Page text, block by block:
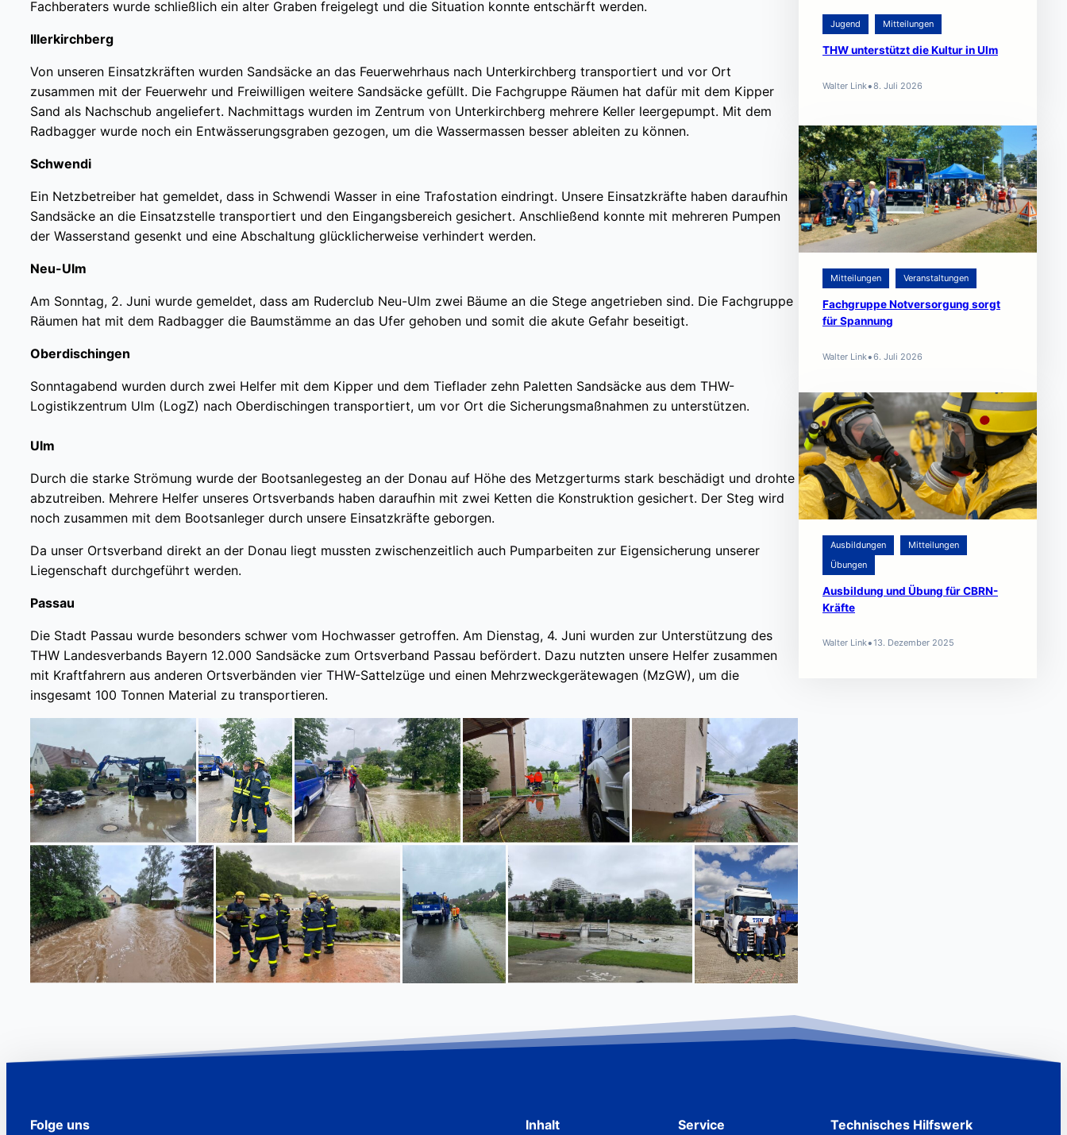
Fachberaters wurde schließlich ein alter Graben freigelegt und die Situation konnte entschärft werden.
Illerkirchberg
Von unseren Einsatzkräften wurden Sandsäcke an das Feuerwehrhaus nach Unterkirchberg transportiert und vor Ort
zusammen mit der Feuerwehr und Freiwilligen weitere Sandsäcke gefüllt. Die Fachgruppe Räumen hat dafür mit dem Kipper
Sand als Nachschub angeliefert. Nachmittags wurden im Zentrum von Unterkirchberg mehrere Keller leergepumpt. Mit dem
Radbagger wurde noch ein Entwässerungsgraben gezogen, um die Wassermassen besser ableiten zu können.
Schwendi
Ein Netzbetreiber hat gemeldet, dass in Schwendi Wasser in eine Trafostation eindringt. Unsere Einsatzkräfte haben daraufhin
Sandsäcke an die Einsatzstelle transportiert und den Eingangsbereich gesichert. Anschließend konnte mit mehreren Pumpen
der Wasserstand gesenkt und eine Abschaltung glücklicherweise verhindert werden.
Neu-Ulm
Am Sonntag, 2. Juni wurde gemeldet, dass am Ruderclub Neu-Ulm zwei Bäume an die Stege angetrieben sind. Die Fachgruppe
Räumen hat mit dem Radbagger die Baumstämme an das Ufer gehoben und somit die akute Gefahr beseitigt.
Oberdischingen
Sonntagabend wurden durch zwei Helfer mit dem Kipper und dem Tieflader zehn Paletten Sandsäcke aus dem THW-
Logistikzentrum Ulm (LogZ) nach Oberdischingen transportiert, um vor Ort die Sicherungsmaßnahmen zu unterstützen.
Ulm
Durch die starke Strömung wurde der Bootsanlegesteg an der Donau auf Höhe des Metzgerturms stark beschädigt und drohte
abzutreiben. Mehrere Helfer unseres Ortsverbands haben daraufhin mit zwei Ketten die Konstruktion gesichert. Der Steg wird
noch zusammen mit dem Bootsanleger durch unsere Einsatzkräfte geborgen.
Da unser Ortsverband direkt an der Donau liegt mussten zwischenzeitlich auch Pumparbeiten zur Eigensicherung unserer
Liegenschaft durchgeführt werden.
Passau
Die Stadt Passau wurde besonders schwer vom Hochwasser getroffen. Am Dienstag, 4. Juni wurden zur Unterstützung des
THW Landesverbands Bayern 12.000 Sandsäcke zum Ortsverband Passau befördert. Dazu nutzten unsere Helfer zusammen
mit Kraftfahrern aus anderen Ortsverbänden vier THW-Sattelzüge und einen Mehrzweckgerätewagen (MzGW), um die
insgesamt 100 Tonnen Material zu transportieren.
Jugend Mitteilungen
THW unterstützt die Kultur in Ulm
Walter Link•8. Juli 2026
Mitteilungen Veranstaltungen
Fachgruppe Notversorgung sorgt
für Spannung
Walter Link•6. Juli 2026
Ausbildungen
Mitteilungen
Übungen
Ausbildung und Übung für CBRN-
Kräfte
Walter Link•13. Dezember 2025
Folge uns Inhalt Service Technisches Hilfswerk